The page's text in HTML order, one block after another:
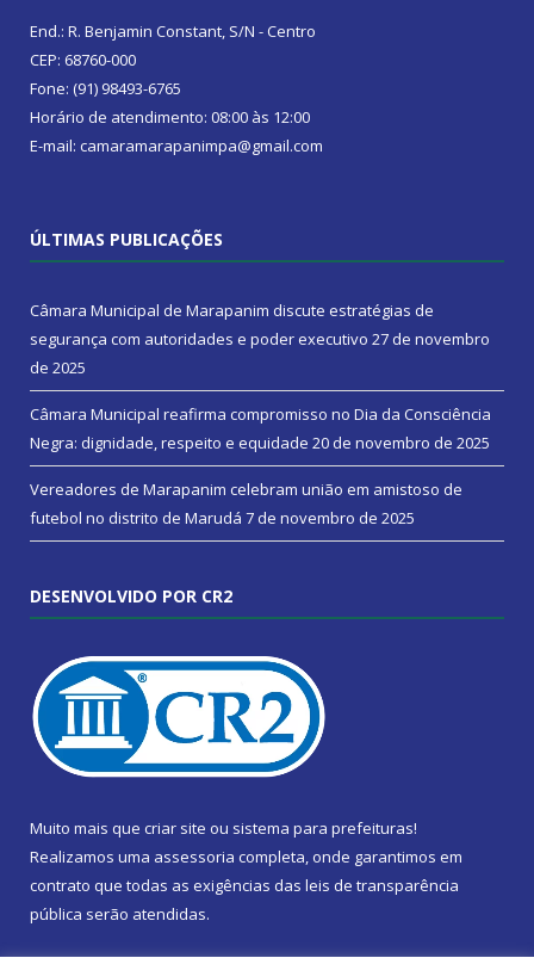
End.: R. Benjamin Constant, S/N - Centro
CEP: 68760-000
Fone: (91) 98493-6765
Horário de atendimento: 08:00 às 12:00
E-mail: camaramarapanimpa@gmail.com
ÚLTIMAS PUBLICAÇÕES
Câmara Municipal de Marapanim discute estratégias de
segurança com autoridades e poder executivo 27 de novembro
de 2025
Câmara Municipal reafirma compromisso no Dia da Consciência
Negra: dignidade, respeito e equidade 20 de novembro de 2025
Vereadores de Marapanim celebram união em amistoso de
futebol no distrito de Marudá 7 de novembro de 2025
DESENVOLVIDO POR CR2
Muito mais que criar site ou sistema para prefeituras!
Realizamos uma assessoria completa, onde garantimos em
contrato que todas as exigências das leis de transparência
pública serão atendidas.